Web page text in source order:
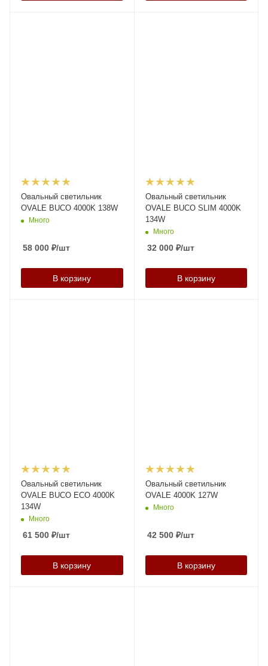
Овальный светильник
OVALE BUCO 4000K 138W
Много
58 000 ₽/шт
В корзину
Овальный светильник
OVALE BUCO SLIM 4000K
134W
Много
32 000₽/шт
В корзину
Овальный светильник
OVALE BUCO ECO 4000K
134W
Много
61 500 ₽/шт
В корзину
Овальный светильник
OVALE 4000K 127W
Много
42 500₽/шт
В корзину